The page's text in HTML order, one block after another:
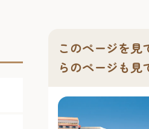
このページを見
らのページも見